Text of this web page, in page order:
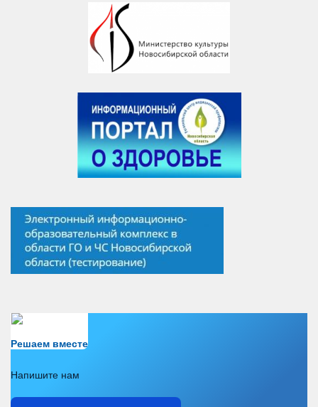
Решаем вместе
Напишите нам